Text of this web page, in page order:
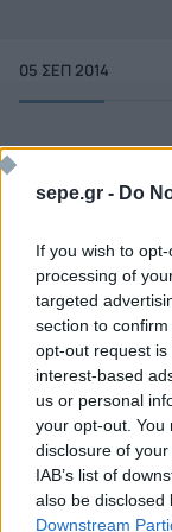
sepe.gr - Do
If you wish to
processing of
targeted
section to
opt-out request
interest-based
us or personal
your opt-out. You
disclosure of
IAB’s list of
also be disclosed
Downstream
05 ΣΕΠ 2014
Ποιος είναι ο ΣΕΠΕ
Καταστατικό